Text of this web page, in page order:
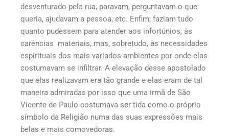
desventurado pela rua, paravam, perguntavam o que
queria, ajudavam a pessoa, etc. Enfim, faziam tudo
quanto pudessem para atender aos infortúnios, às
carências materiais, mas, sobretudo, às necessidades
espirituais dos mais variados ambientes por onde elas
costumavam se infiltrar. A elevação desse apostolado
que elas realizavam era tão grande e elas eram de tal
maneira admiradas por isso que uma irmã de São
Vicente de Paulo costumava ser tida como o próprio
símbolo da Religião numa das suas expressões mais
belas e mais comovedoras.